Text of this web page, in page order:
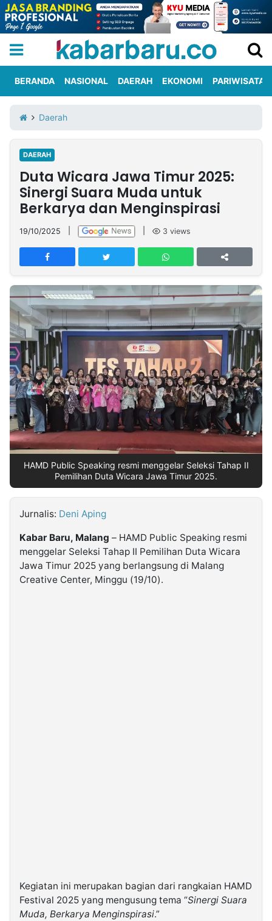
Iklan
Berita
Kami
Nasional
International
Olahraga
Entertainment
Daerah
Pariwisata
Kuliner
Kolom
Network
PT
TREETAN
INDONESIA
Partner
Insight
NTB
Suara
Time
Lens
IDN
Daily
Jogja
Jalan
Rakyat
Idealita
News
Kita
Notice
Dinamikapost.com
Radar
Baru
Seedbacklink
Follow
Kabarbaru
Kabarbaru.co
BERANDA NASIONAL DAERAH EKONOMI PARIWISATA
Daerah
DAERAH
Duta Wicara Jawa Timur 2025:
Sinergi Suara Muda untuk
Berkarya dan Menginspirasi
19/10/2025 3 views
HAMD Public Speaking resmi menggelar Seleksi Tahap II
Pemilihan Duta Wicara Jawa Timur 2025.
Jurnalis: Deni Aping
Kabar Baru, Malang – HAMD Public Speaking resmi
menggelar Seleksi Tahap II Pemilihan Duta Wicara
Jawa Timur 2025 yang berlangsung di Malang
Creative Center, Minggu (19/10).
Kegiatan ini merupakan bagian dari rangkaian HAMD
Festival 2025 yang mengusung tema “Sinergi Suara
Muda, Berkarya Menginspirasi.”